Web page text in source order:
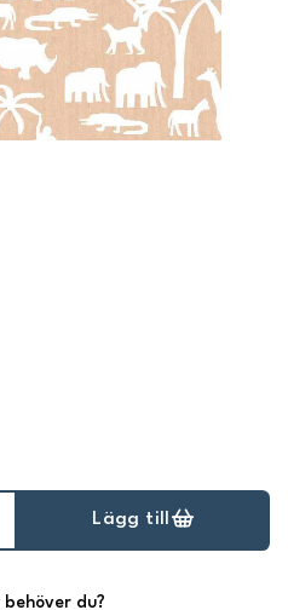
Lägg till
du?